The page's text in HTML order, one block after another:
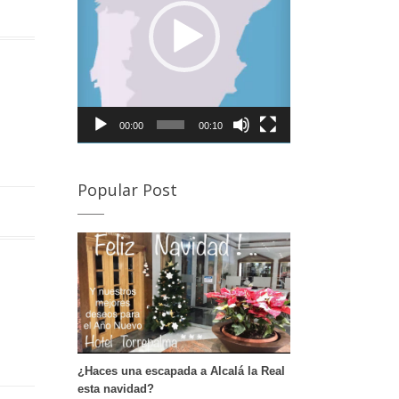
provincia de Córdoba para visitar la Semana Santa de
Almedinilla y Priego de Córdoba Desde Alcalá la Real, a
tan sólo 20 minutos de nuestro hotel podrás disfrutar
de la Semana Santa de Almedinilla. Semana Santa de
Priego de Córdoba A tan sólo 30 minutos e nuestro
hotel puedes disfrutar de otro de los pueblos de
Córdoba en Semana Santa. Si deseas conocer en
detalle sus procesiones te dejamos este enlace. […]
00:00 00:10
Popular Post
¿Haces una escapada a Alcalá la Real
esta navidad?